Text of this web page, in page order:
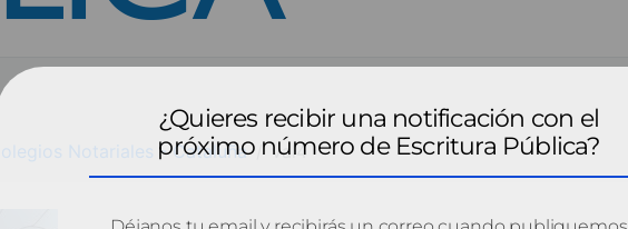
Notariales - Cataluña val4
¿Quieres recibir una notificación con el
próximo número de Escritura Pública?